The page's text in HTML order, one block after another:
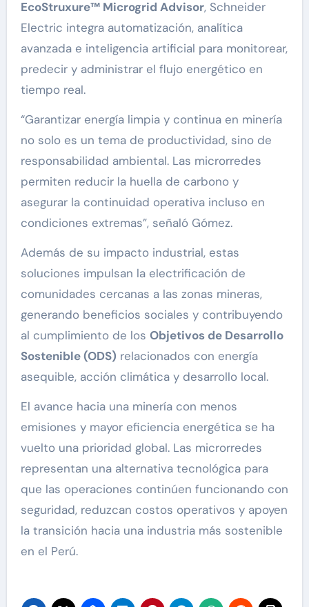
EcoStruxure™ Microgrid Advisor, Schneider
Electric integra automatización, analítica
avanzada e inteligencia artificial para monitorear,
predecir y administrar el flujo energético en
tiempo real.
“Garantizar energía limpia y continua en minería
no solo es un tema de productividad, sino de
responsabilidad ambiental. Las microrredes
permiten reducir la huella de carbono y
asegurar la continuidad operativa incluso en
condiciones extremas”, señaló Gómez.
Además de su impacto industrial, estas
soluciones impulsan la electrificación de
comunidades cercanas a las zonas mineras,
generando beneficios sociales y contribuyendo
al cumplimiento de los Objetivos de Desarrollo
Sostenible (ODS) relacionados con energía
asequible, acción climática y desarrollo local.
El avance hacia una minería con menos
emisiones y mayor eficiencia energética se ha
vuelto una prioridad global. Las microrredes
representan una alternativa tecnológica para
que las operaciones continúen funcionando con
seguridad, reduzcan costos operativos y apoyen
la transición hacia una industria más sostenible
en el Perú.